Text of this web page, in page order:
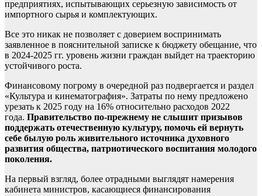
предприятиях, испытывающих серьезную зависимость от
импортного сырья и комплектующих.
Все это никак не позволяет с доверием воспринимать
заявленное в пояснительной записке к бюджету обещание, что
в 2024-2025 гг. уровень жизни граждан выйдет на траекторию
устойчивого роста.
Финансовому погрому в очередной раз подвергается и раздел
«Культура и кинематография». Затраты по нему предложено
урезать к 2025 году на 16% относительно расходов 2022
года. Правительство по-прежнему не слышит призывов
поддержать отечественную культуру, помочь ей вернуть
себе былую роль живительного источника духовного
развития общества, патриотического воспитания молодого
поколения.
На первый взгляд, более отрадными выглядят намерения
кабинета министров, касающиеся финансирования